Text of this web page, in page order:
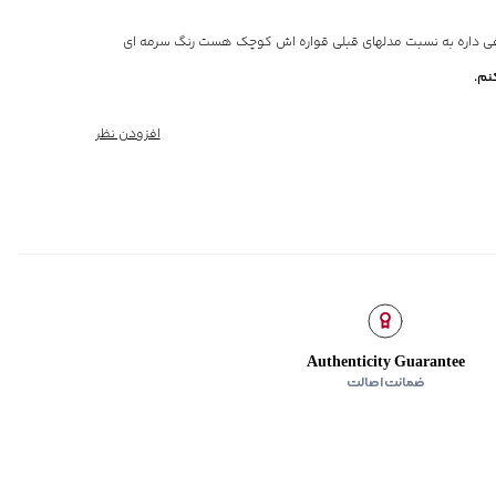
بند قابل تنظیم سایز، ارتفاع فاق 33 سانتی‌متر
داره به نسبت مدلهای قبلی قواره اش کوچک هست رنگ سرمه ای
افزودن نظر
Authenticity Guarantee
ضمانت اصالت